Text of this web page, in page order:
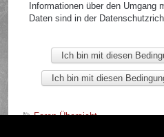
Informationen über den Umgang
Daten sind in der
Foren-Übersicht